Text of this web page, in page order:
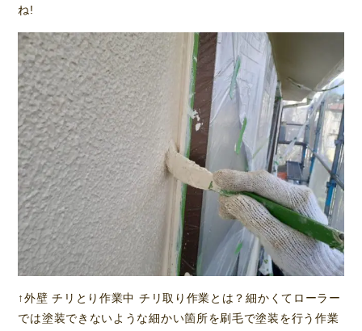
ね!
↑外壁 チリとり作業中 チリ取り作業とは？細かくてローラー
では塗装できないような細かい箇所を刷毛で塗装を行う作業